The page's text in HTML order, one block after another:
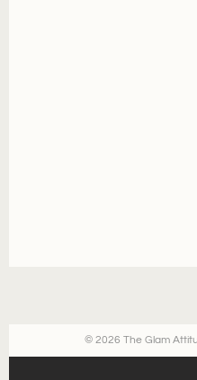
© 2026 The Glam